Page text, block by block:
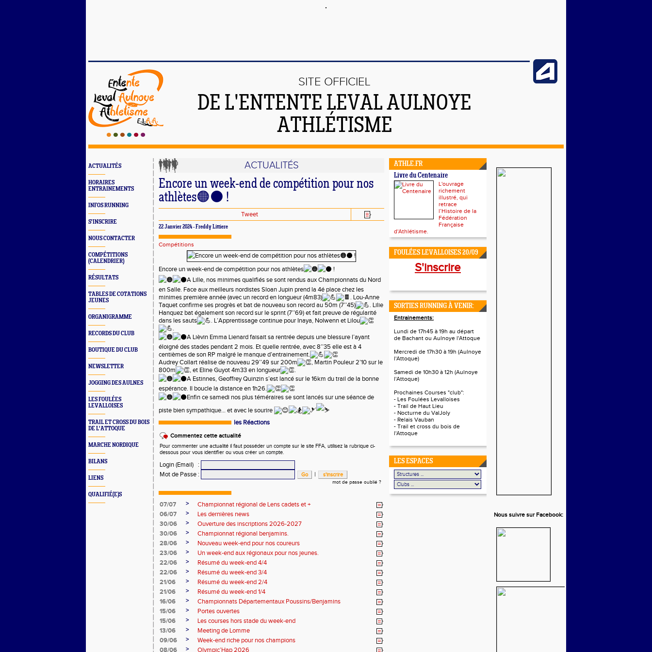
SITE OFFICIEL
DE L'ENTENTE LEVAL AULNOYE
ATHLÉTISME
ACTUALITÉS
HORAIRES
ENTRAINEMENTS
INFOS RUNNING
S'INSCRIRE
NOUS CONTACTER
COMPÉTITIONS
(CALENDRIER)
RÉSULTATS
TABLES DE COTATIONS
JEUNES
ORGANIGRAMME
RECORDS DU CLUB
BOUTIQUE DU CLUB
NEWSLETTER
JOGGING DES AULNES
LES FOULÉES
LEVALLOISES
TRAIL ET CROSS DU BOIS
DE L'ATTOQUE
MARCHE NORDIQUE
BILANS
LIENS
QUALIFIÉ(E)S
ACTUALITÉS
Encore un week-end de compétition pour nos
athlètes🟠⚫ !
Tweet
22 Janvier 2024 - Freddy Littiere
Compétitions
Encore un week-end de compétition pour nos athlètes
!
A Lille, nos minimes qualifiés se sont rendus aux Championnats du Nord
en Salle. Face aux meilleurs nordistes Sloan Jupin prend la 4é place chez les
minimes première année (avec un record en longueur (4m83)
. Lou-Anne
Taquet confirme ses progrès et bat de nouveau son record au 50m (7’’45)
. Lilie
Hanquez bat également son record sur le sprint (7’’69) et fait preuve de régularité
dans les sauts
. L’Apprentissagecontinue pour Inaya, Nolwenn et Lilou
.
A Lièvin Emma Lienard faisait sa rentrée depuis une blessure l’ayant
éloigné des stades pendant 2 mois. Et quelle rentrée, avec 8’’35 elle est à 4
centièmes de son RP malgré le manque d’entrainement.
Audrey Collart réalise de nouveau 29’’49 sur 200m
, Martin Pouleur 2’10 sur le
800m
, et Eline Guyot 4m33 en longueur
.
A Estinnes, Geoffrey Quinzin s’est lancé sur le 16km du trail de la bonne
espérance. Il boucle la distance en 1h26.
Enfin ce samedi nos plus téméraires se sont lancés sur une séance de
piste bien sympathique… et avec le sourire
les Réactions
Commentez cette actualité
Pour commenter une actualité il faut posséder un compte sur le site FFA, utilisez la rubrique ci-
dessous pour vous identifier ou vous créer un compte.
Login (Email)
:
Mot de Passe : |
mot de passe oublié ?
07/07 >
Championnat régional de Lens cadets et +
06/07
>
Les dernières news
30/06
>
Ouverture des inscriptions 2026-2027
30/06
>
Championnat régional benjamins.
28/06
>
Nouveau week-end pour nos coureurs
23/06
>
Un week-end aux régionaux pour nos jeunes.
22/06
>
Résumé du week-end 4/4
22/06
>
Résumé du week-end 3/4
21/06
>
Résumé du week-end 2/4
21/06
>
Résumé du week-end 1/4
16/06
>
Championnats Départementaux Poussins/Benjamins
15/06
>
Portes ouvertes
15/06
>
Les courses hors stade du week-end
13/06
>
Meeting de Lomme
09/06
>
Week-end riche pour nos champions
08/06
> Olympic’Hap 2026
ATHLE.FR
Livre du Centenaire
L'ouvrage
richement
illustré, qui
retrace
l’Histoire de la
Fédération
Française
d'Athlétisme.
FOULÉES LEVALLOISES 20/09
S'inscrire
SORTIES RUNNING À VENIR:
Entrainements:
Lundi de 17h45 à 19h au départ
de Bachant ou Aulnoye l'Attoque
Mercredi de 17h30 à 19h (Aulnoye
l'Attoque)
Samedi de 10h30 à 12h (Aulnoye
l'Attoque)
Prochaines Courses "club":
- Les Foulées Levalloises
- Trail de Haut Lieu
- Nocturne du ValJoly
- Relais Vauban
- Trail et cross du bois de
l'Attoque
LES ESPACES
Nous suivre sur Facebook: